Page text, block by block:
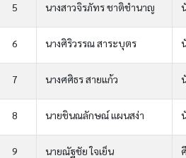
5 นางสาวจิรภัทร ชาติชำนาญ
6 นางศิริวรรณ สาระบุตร
7 นางศศิธร สายแก้ว
8 นายชินณลักษณ์ แผนสง่า
9 นายณัฐชัย ใจเย็น